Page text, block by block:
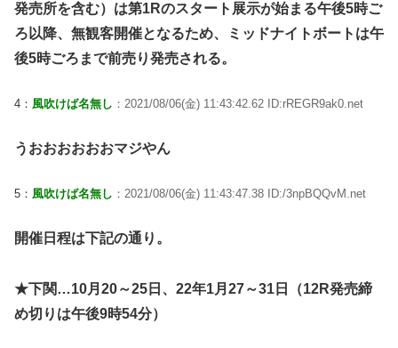
発売所を含む）は第1Rのスタート展示が始まる午後5時ご
ろ以降、無観客開催となるため、ミッドナイトボートは午
後5時ごろまで前売り発売される。
4： 風吹けば名無し ：2021/08/06(金) 11:43:42.62 ID:rREGR9ak0.net
うおおおおおおマジやん
5： 風吹けば名無し ：2021/08/06(金) 11:43:47.38 ID:/3npBQQvM.net
開催日程は下記の通り。
★下関…10月20～25日、22年1月27～31日（12R発売締
め切りは午後9時54分）